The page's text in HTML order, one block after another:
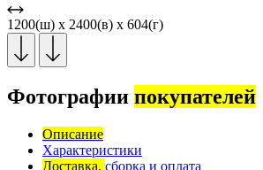
1200(ш) x 2400(в) x 604(г)
Фотографии покупателей
Описание
Характеристики
Доставка, сборка и оплата